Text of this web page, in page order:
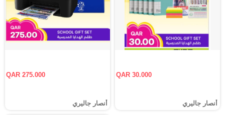
QAR 30.000
أنصار جاليري
QAR 275.000
أنصار جاليري